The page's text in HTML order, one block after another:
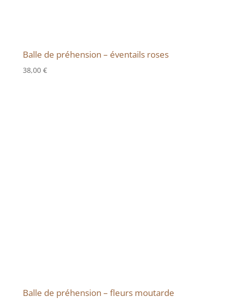
Balle de préhension – éventails roses
38,00 €
Balle de préhension – fleurs moutarde